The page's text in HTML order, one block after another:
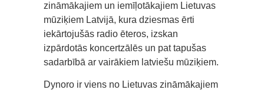
zināmākajiem un iemīļotākajiem Lietuvas
mūziķiem Latvijā, kura dziesmas ērti
iekārtojušās radio ēteros, izskan
izpārdotās koncertzālēs un pat tapušas
sadarbībā ar vairākiem latviešu mūziķiem.
Dynoro ir viens no Lietuvas zināmākajiem